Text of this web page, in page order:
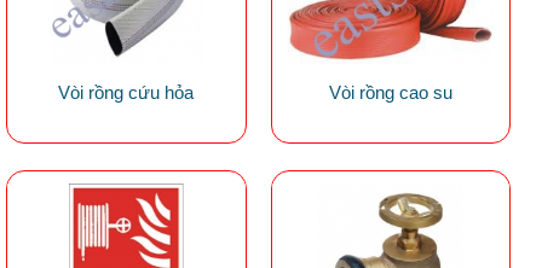
Vòi rồng cứu hỏa Vòi rồng cao su